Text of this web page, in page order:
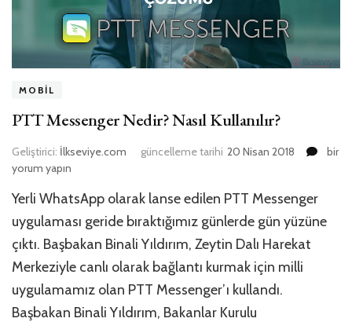
MOBIL
PTT Messenger Nedir? Nasıl Kullanılır?
Geliştirici: İlkseviye.com güncelleme tarihi 20 Nisan 2018
PTT
bir
yorum yapın
Yerli WhatsApp olarak lanse edilen PTT Messenger
uygulaması geride bıraktığımız günlerde gün yüzüne
çıktı. Başbakan Binali Yıldırım, Zeytin Dalı Harekat
Merkeziyle canlı olarak bağlantı kurmak için milli
uygulamamız olan PTT Messenger’ı kullandı.
Başbakan Binali Yıldırım, Bakanlar Kurulu